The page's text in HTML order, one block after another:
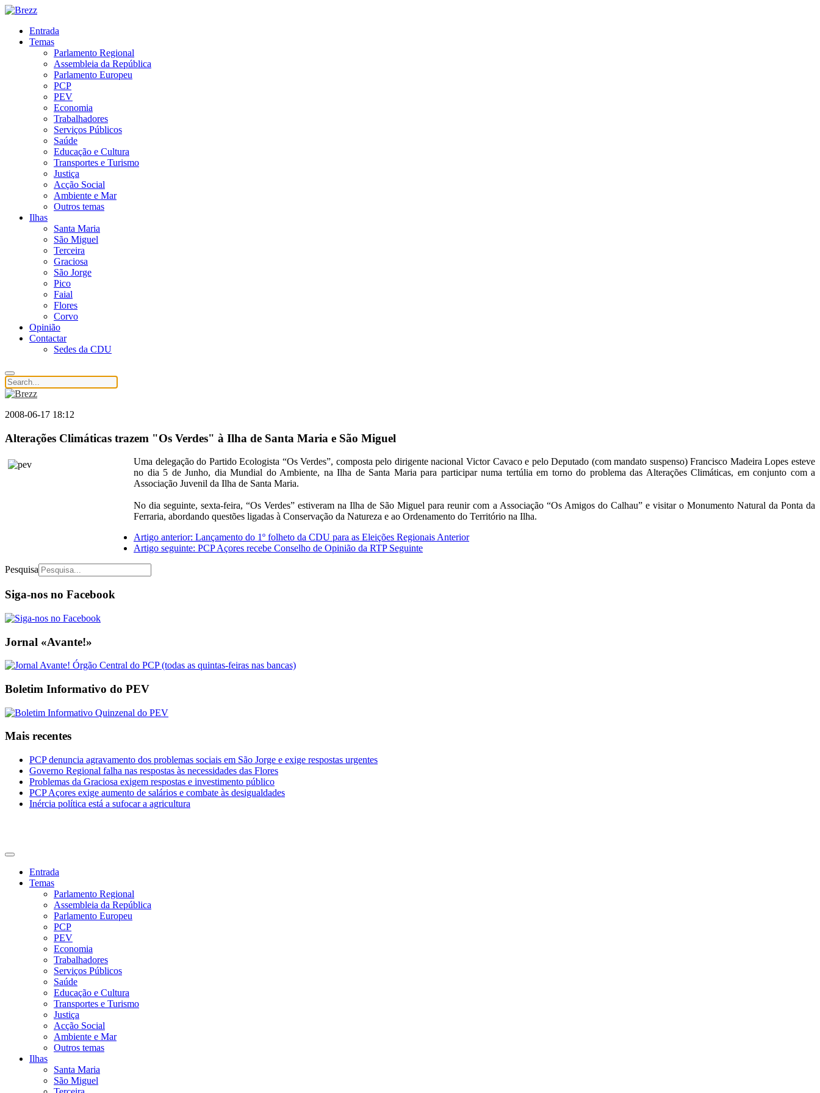
Entrada
Temas
Parlamento Regional
Assembleia da República
Parlamento Europeu
PCP
PEV
Economia
Trabalhadores
Serviços Públicos
Saúde
Educação e Cultura
Transportes e Turismo
Justiça
Acção Social
Ambiente e Mar
Outros temas
Ilhas
Santa Maria
São Miguel
Terceira
Graciosa
São Jorge
Pico
Faial
Flores
Corvo
Opinião
Contactar
Sedes da CDU
2008-06-17 18:12
Alterações Climáticas trazem "Os Verdes" à Ilha de Santa Maria e São Miguel
Uma delegação do Partido Ecologista “Os Verdes”, composta pelo dirigente nacional Victor Cavaco e pelo Deputado (com mandato suspenso) Francisco Madeira Lopes esteve
no dia 5 de Junho, dia Mundial do Ambiente, na Ilha de Santa Maria para participar numa tertúlia em torno do problema das Alterações Climáticas, em conjunto com a
Associação Juvenil da Ilha de Santa Maria.
No dia seguinte, sexta-feira, “Os Verdes” estiveram na Ilha de São Miguel para reunir com a Associação “Os Amigos do Calhau” e visitar o Monumento Natural da Ponta da
Ferraria, abordando questões ligadas à Conservação da Natureza e ao Ordenamento do Território na Ilha.
Artigo anterior: Lançamento do 1º folheto da CDU para as Eleições RegionaisAnterior
Artigo seguinte: PCP Açores recebe Conselho de Opinião da RTP Seguinte
Pesquisa
Siga-nos no Facebook
Jornal «Avante!»
Boletim Informativo do PEV
Mais recentes
PCP denuncia agravamento dos problemas sociais em São Jorge e exige respostas urgentes
Governo Regional falha nas respostas às necessidades das Flores
Problemas da Graciosa exigem respostas e investimento público
PCP Açores exige aumento de salários e combate às desigualdades
Inércia política está a sufocar a agricultura
Entrada
Temas
Parlamento Regional
Assembleia da República
Parlamento Europeu
PCP
PEV
Economia
Trabalhadores
Serviços Públicos
Saúde
Educação e Cultura
Transportes e Turismo
Justiça
Acção Social
Ambiente e Mar
Outros temas
Ilhas
Santa Maria
São Miguel